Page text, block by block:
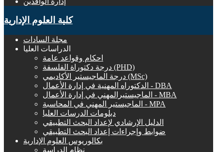
كلية العلوم الإدارية
مجلة السادات
الدراسات العليا
احكام وقواعد عامة
درجة دكتوراة الفلسفة (PHD)
درجة الماجيستير الأكاديمي (MSc)
الدكتوراه المهنية في إدارة الأعمال - DBA
الماجيستيرالمهني في إدارة الأعمال - MBA
الماجيستير المهني في المحاسبة - MPA
دبلومات الدرسات العليا
الدليل الإرشادي لإعداد البحث التطبيقي
ضوابط وإجراءات إعداد البحث التطبيقي
بكالوريوس العلوم الإدارية
نظام الدراسة